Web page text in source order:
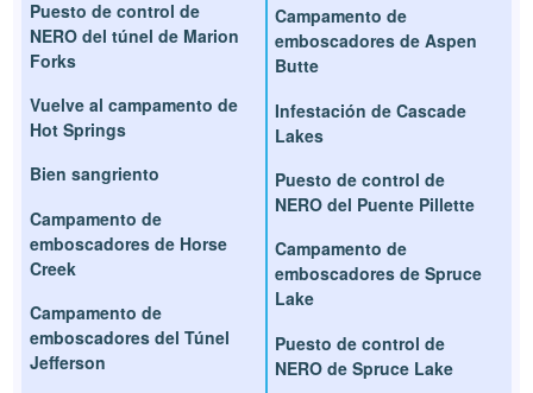
Puesto de control de
NERO del túnel de Marion
Forks
Vuelve al campamento de
Hot Springs
Bien sangriento
Campamento de
emboscadores de Horse
Creek
Campamento de
emboscadores del Túnel
Jefferson
Campamento de
emboscadores de Aspen
Butte
Infestación de Cascade
Lakes
Puesto de control de
NERO del Puente Pillette
Campamento de
emboscadores de Spruce
Lake
Puesto de control de
NERO de Spruce Lake